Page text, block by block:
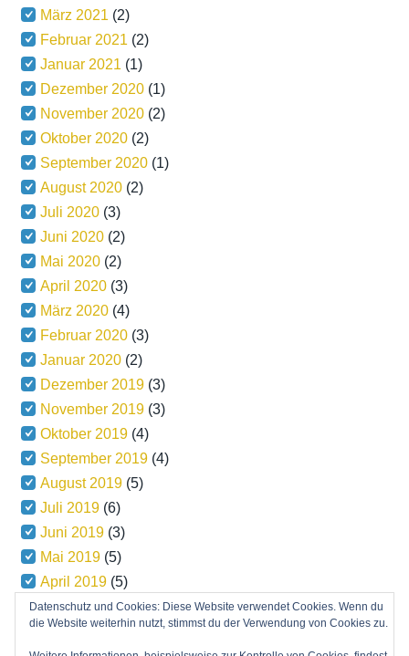
März 2021 (2)
Februar 2021 (2)
Januar 2021 (1)
Dezember 2020 (1)
November 2020 (2)
Oktober 2020 (2)
September 2020 (1)
August 2020 (2)
Juli 2020 (3)
Juni 2020 (2)
Mai 2020 (2)
April 2020 (3)
März 2020 (4)
Februar 2020 (3)
Januar 2020 (2)
Dezember 2019 (3)
November 2019 (3)
Oktober 2019 (4)
September 2019 (4)
August 2019 (5)
Juli 2019 (6)
Juni 2019 (3)
Mai 2019 (5)
April 2019 (5)
März 2019(5)
Datenschutz und Cookies: Diese Website verwendet Cookies. Wenn du
die Website weiterhin nutzt, stimmst du der Verwendung von Cookies zu.